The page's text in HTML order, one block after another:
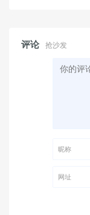
评论 抢沙发